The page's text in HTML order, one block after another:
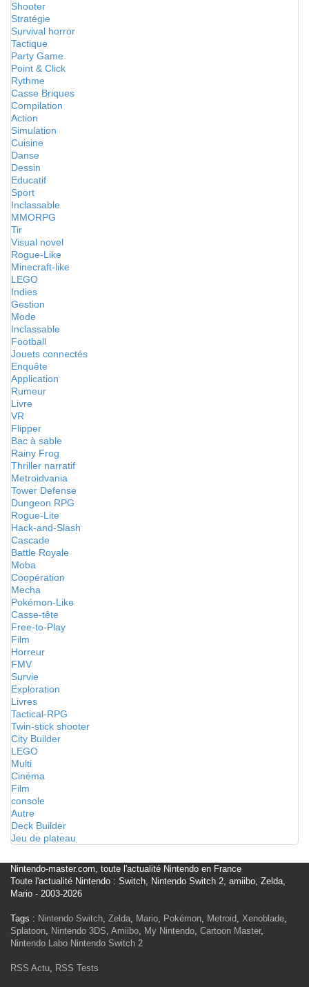
Shooter
Stratégie
Survival horror
Tactique
Party Game
Point & Click
Rythme
Casse Briques
Compilation
Action
Simulation
Cuisine
Danse
Dessin
Educatif
Sport
Inclassable
MMORPG
Tir
Visual novel
Rogue-Like
Minecraft-like
LEGO
Indies
Gestion
Mode
Inclassable
Football
Jouets connectés
Enquête
Application
Rumeur
Livre
VR
Flipper
Bac à sable
Rainy Frog
Thriller narratif
Metroidvania
Tower Defense
Dungeon RPG
Rogue-Lite
Hack-and-Slash
Cascade
Battle Royale
Moba
Coopération
Mecha
Pokémon-Like
Casse-tête
Free-to-Play
Film
Horreur
FMV
Survie
Exploration
Livres
Tactical-RPG
Twin-stick shooter
City Builder
LEGO
Multi
Cinéma
Film
console
Autre
Deck Builder
Jeu de plateau
Nintendo-master.com, toute l'actualité Nintendo en France
Toute l'actualité Nintendo : Switch, Nintendo Switch 2, amiibo, Zelda,
Mario - 2003-2026
Tags : Nintendo Switch, Zelda, Mario, Pokémon, Metroid, Xenoblade,
Splatoon, Nintendo 3DS, Amiibo, My Nintendo, Cartoon Master,
Nintendo Labo Nintendo Switch 2
RSS Actu, RSS Tests